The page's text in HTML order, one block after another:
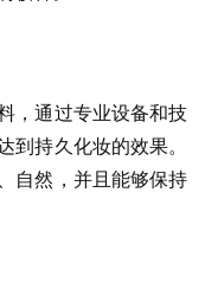
，通过专业设备和技
到持久化妆的效果。
自然，并且能够保持